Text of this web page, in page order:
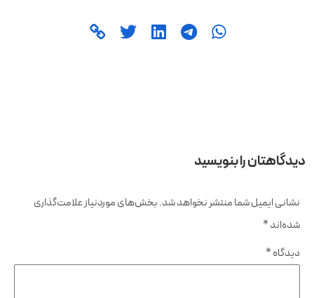
دیدگاهتان را بنویسید
نشانی ایمیل شما منتشر نخواهد شد.بخش‌های موردنیاز علامت‌گذاری
شده‌اند*
دیدگاه*